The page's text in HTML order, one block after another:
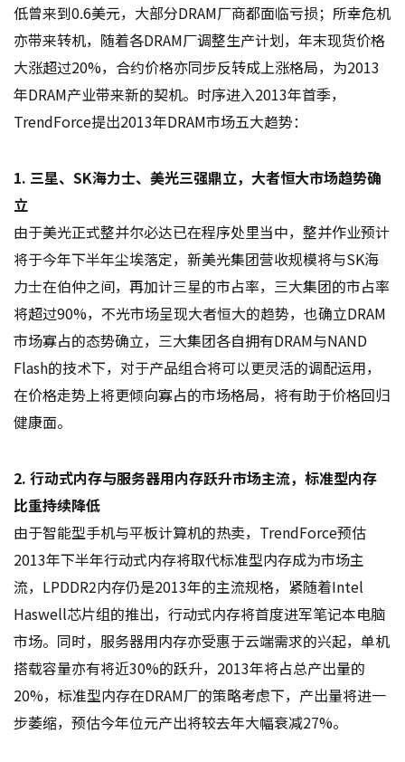
低曾来到0.6美元，大部分DRAM厂商都面临亏损；所幸危机
亦带来转机，随着各DRAM厂调整生产计划，年末现货价格
大涨超过20%，合约价格亦同步反转成上涨格局，为2013
年DRAM产业带来新的契机。时序进入2013年首季，
TrendForce提出2013年DRAM市场五大趋势：
1. 三星、SK海力士、美光三强鼎立，大者恒大市场趋势确
立
由于美光正式整并尔必达已在程序处里当中，整并作业预计
将于今年下半年尘埃落定，新美光集团营收规模将与SK海
力士在伯仲之间，再加计三星的市占率，三大集团的市占率
将超过90%，不光市场呈现大者恒大的趋势，也确立DRAM
市场寡占的态势确立，三大集团各自拥有DRAM与NAND
Flash的技术下，对于产品组合将可以更灵活的调配运用，
在价格走势上将更倾向寡占的市场格局，将有助于价格回归
健康面。
2. 行动式内存与服务器用内存跃升市场主流，标准型内存
比重持续降低
由于智能型手机与平板计算机的热卖，TrendForce预估
2013年下半年行动式内存将取代标准型内存成为市场主
流，LPDDR2内存仍是2013年的主流规格，紧随着Intel
Haswell芯片组的推出，行动式内存将首度进军笔记本电脑
市场。同时，服务器用内存亦受惠于云端需求的兴起，单机
搭载容量亦有将近30%的跃升，2013年将占总产出量的
20%，标准型内存在DRAM厂的策略考虑下，产出量将进一
步萎缩，预估今年位元产出将较去年大幅衰减27%。